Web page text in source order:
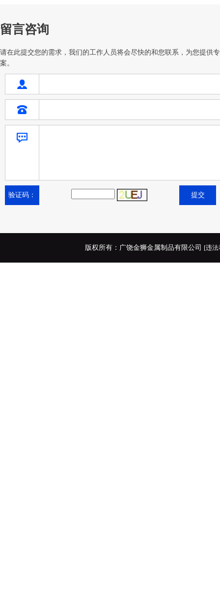
留言咨询
请在此提交您的需求，我们的工作人员将会尽快的和您联系，为您提供
案。
验证码：
版权所有：广饶金狮金属制品有限公司 [违